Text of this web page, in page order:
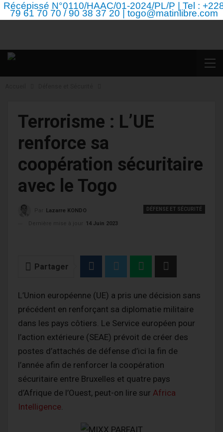
Récépissé N°0110/HAAC/01-2024/PL/P | Tel :
79 61 70 70 / 90 38 37 20 | togo@matinlibre.com
Terrorisme : L’UE
renforce sa
coopération sécuritaire
avec le Togo
DÉFENSE ET SÉCURITÉ
Lazarre KONDO
14 Juin 2023
Partager
L’Union européenne (UE) a pris une décision sans
précédent en renforçant sa diplomatie militaire
dans les pays côtiers. Le Service européen pour
l’action extérieure (SEAE) prévoit de créer des
postes d’attachés de défense d’ici la fin de
l’année afin de renforcer la coopération
sécuritaire entre Bruxelles et quatre pays
d’Afrique de l’Ouest, peut-on lire sur Africa
Intelligence